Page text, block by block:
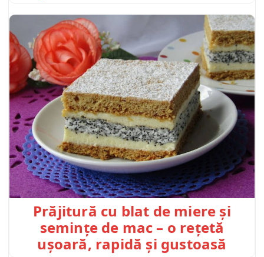
Prăjitură cu blat de miere și
semințe de mac – o rețetă
ușoară, rapidă și gustoasă